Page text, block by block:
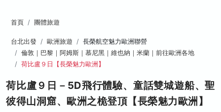
首頁 團體旅遊
台北出發 歐洲旅遊
長榮航空魅力歐洲聯營
倫敦｜巴黎｜阿姆斯｜慕尼黑｜維也納｜米蘭｜前往歐洲各地
荷比盧９日【長榮魅力歐洲】
荷比盧９日－5D飛行體驗、童話雙城遊船、聖
彼得山洞窟、歐洲之桅登頂【長榮魅力歐洲】